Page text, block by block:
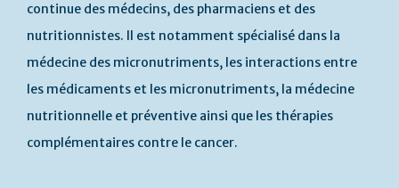
continue des médecins, des pharmaciens et des
nutritionnistes. Il est notamment spécialisé dans la
médecine des micronutriments, les interactions entre
les médicaments et les micronutriments, la médecine
nutritionnelle et préventive ainsi que les thérapies
complémentaires contre le cancer.